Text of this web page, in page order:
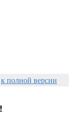
к полной версии